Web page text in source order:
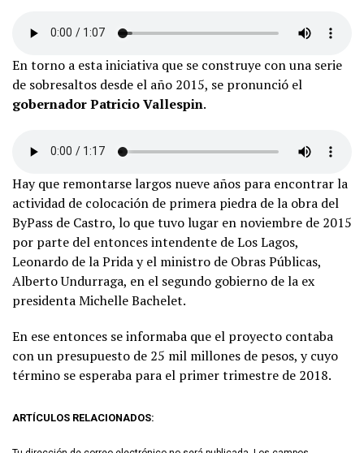
En torno a esta iniciativa que se construye con una serie
de sobresaltos desde el año 2015, se pronunció el
gobernador Patricio Vallespin.
Hay que remontarse largos nueve años para encontrar la
actividad de colocación de primera piedra de la obra del
ByPass de Castro, lo que tuvo lugar en noviembre de 2015
por parte del entonces intendente de Los Lagos,
Leonardo de la Prida y el ministro de Obras Públicas,
Alberto Undurraga, en el segundo gobierno de la ex
presidenta Michelle Bachelet.
En ese entonces se informaba que el proyecto contaba
con un presupuesto de 25 mil millones de pesos, y cuyo
término se esperaba para el primer trimestre de 2018.
ARTÍCULOS RELACIONADOS: